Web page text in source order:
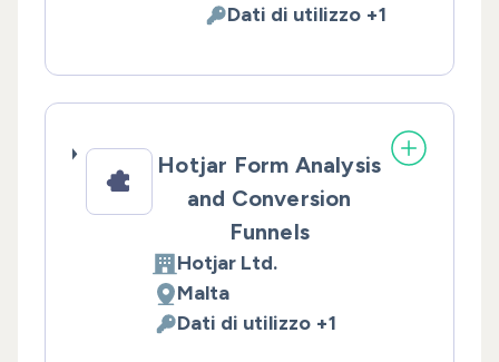
Dati Personali trattati:
Dati di utilizzo +1
Hotjar Form Analysis
and Conversion
Funnels
Azienda:
Hotjar Ltd.
Luogo del trattamento:
Malta
Dati Personali trattati:
Dati di utilizzo +1